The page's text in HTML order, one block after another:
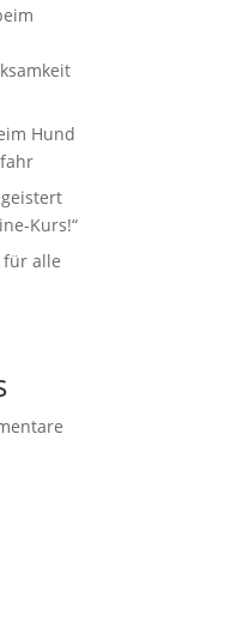
Hund
Kurs!“
für alle